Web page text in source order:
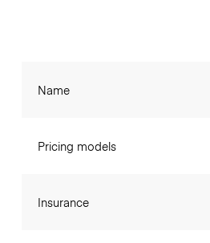
Name
Pricing models
Insurance